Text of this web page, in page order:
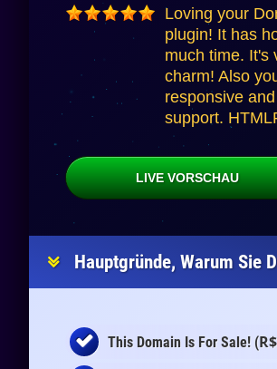
Loving your
plugin! It has
much time. It's
charm! Also
responsive
support.
LIVE VORSCHAU
Hauptgründe, Warum Sie
This Domain Is For Sale! (R$